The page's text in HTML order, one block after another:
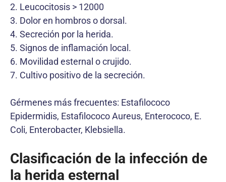
2. Leucocitosis > 12000
3. Dolor en hombros o dorsal.
4. Secreción por la herida.
5. Signos de inflamación local.
6. Movilidad esternal o crujido.
7. Cultivo positivo de la secreción.
Gérmenes más frecuentes: Estafilococo
Epidermidis, Estafilococo Aureus, Enterococo, E.
Coli, Enterobacter, Klebsiella.
Clasificación de la infección de
la herida esternal